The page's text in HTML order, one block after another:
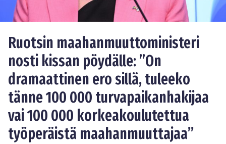
Ruotsin maahanmuuttoministeri
nosti kissan pöydälle: ”On
dramaattinen ero sillä, tuleeko
tänne 100 000 turvapaikanhakijaa
vai 100 000 korkeakoulutettua
työperäistä maahanmuuttajaa”